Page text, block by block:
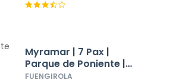
Myramar | 7 Pax |
Parque de Poniente |
4724-KPAW
FUENGIROLA